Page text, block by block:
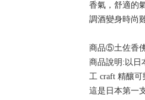
香氣，舒適的
調酒變身時尚
商品⑤土佐香
商品說明:以日
工 craft 精釀
這是日本第一